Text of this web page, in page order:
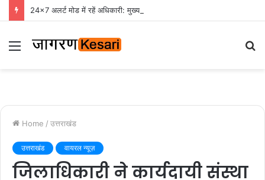
24×7 अलर्ट मोड में रहें अधिकारी: मुख्य सचिव
Menu
Home / उत्तराखंड
उत्तराखंड वायरल न्यूज़
जिलाधिकारी ने कार्यदायी संस्था